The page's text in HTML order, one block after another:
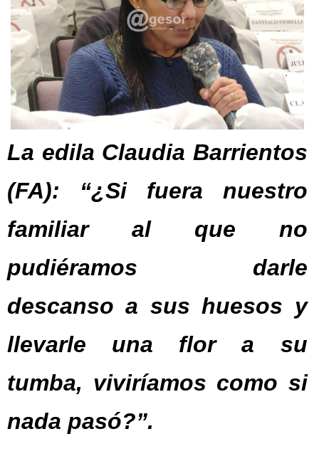
La edila Claudia Barrientos
(FA): “¿Si fuera nuestro
familiar al que no
pudiéramos darle
descanso a sus huesos y
llevarle una flor a su
tumba, viviríamos como si
nada pasó?”.